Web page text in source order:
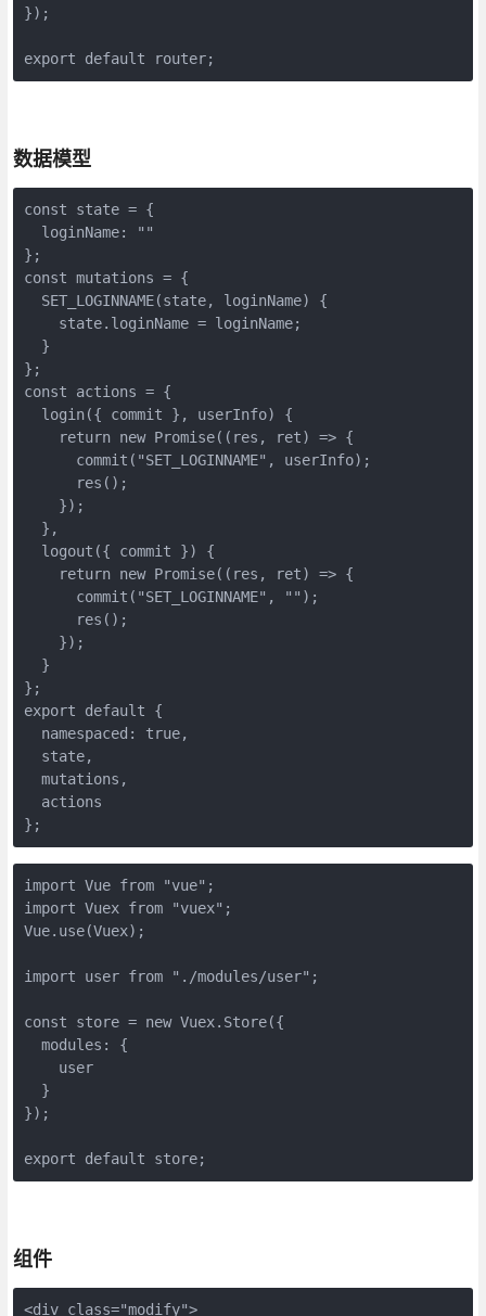
});
export default router;
数据模型
const state = {
  loginName: ""
};
const mutations = {
  SET_LOGINNAME(state, loginName) {
    state.loginName = loginName;
  }
};
const actions = {
  login({ commit }, userInfo) {
    return new Promise((res, ret) => {
      commit("SET_LOGINNAME", userInfo);
      res();
    });
  },
  logout({ commit }) {
    return new Promise((res, ret) => {
      commit("SET_LOGINNAME", "");
      res();
    });
  }
};
export default {
  namespaced: true,
  state,
  mutations,
  actions
};
import Vue from "vue";
import Vuex from "vuex";
Vue.use(Vuex);
import user from "./modules/user";
const store = new Vuex.Store({
  modules: {
    user
  }
});
export default store;
组件
<div class="modify">